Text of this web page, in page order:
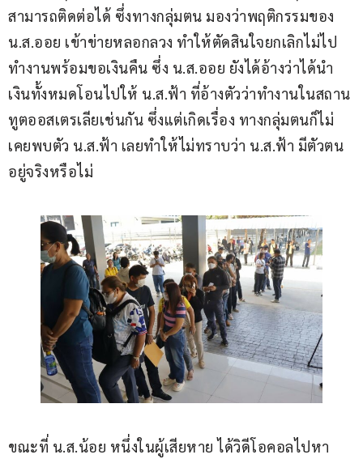
สามารถติดต่อได้ ซึ่งทางกลุ่มตน มองว่าพฤติกรรมของ
น.ส.ออย เข้าข่ายหลอกลวง ทำให้ตัดสินใจยกเลิกไม่ไป
ทำงานพร้อมขอเงินคืน ซึ่ง น.ส.ออย ยังได้อ้างว่าได้นำ
เงินทั้งหมดโอนไปให้ น.ส.ฟ้า ที่อ้างตัวว่าทำงานในสถาน
ทูตออสเตรเลียเช่นกัน ซึ่งแต่เกิดเรื่อง ทางกลุ่มตนก็ไม่
เคยพบตัว น.ส.ฟ้า เลยทำให้ไม่ทราบว่า น.ส.ฟ้า มีตัวตน
อยู่จริงหรือไม่
ขณะที่ น.ส.น้อย หนึ่งในผู้เสียหาย ได้วิดีโอคอลไปหา